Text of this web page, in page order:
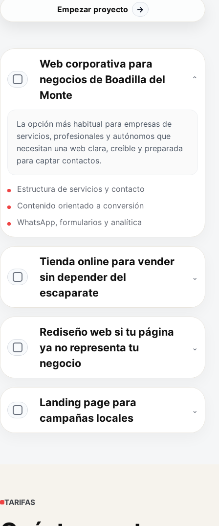
Empezar proyecto
→
Web corporativa para
negocios de Boadilla del
Monte
⌄
La opción más habitual para empresas de
servicios, profesionales y autónomos que
necesitan una web clara, creíble y preparada
para captar contactos.
Estructura de servicios y contacto
Contenido orientado a conversión
WhatsApp, formularios y analítica
Tienda online para vender
sin depender del
escaparate
⌄
Rediseño web si tu página
ya no representa tu
negocio
⌄
Landing page para
campañas locales
⌄
TARIFAS